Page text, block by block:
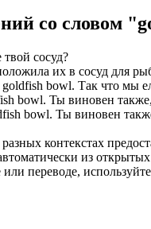
со словом
твой сосуд?
их в сосуд для
goldfish bowl. Так что мы
bowl. Ты виновен
bowl. Ты виновен
контекстах
из
переводе,